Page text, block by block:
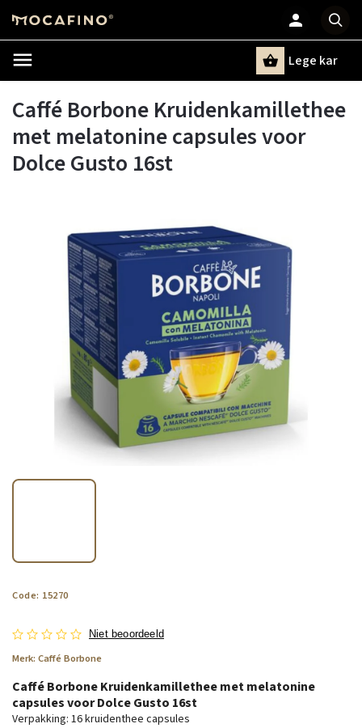
Lege kar
Caffé Borbone Kruidenkamillethee
met melatonine capsules voor
Dolce Gusto 16st
Code: 15270
Niet beoordeeld
Merk: Caffé Borbone
Caffé Borbone Kruidenkamillethee met melatonine
capsules voor Dolce Gusto 16st
Verpakking: 16 kruidenthee capsules